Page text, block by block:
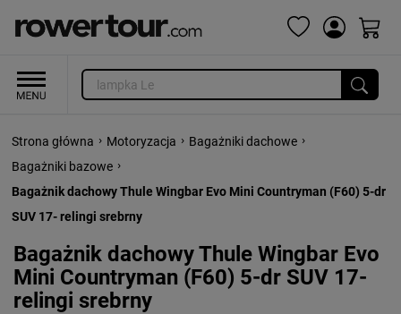
Strona główna › Motoryzacja › Bagażniki dachowe ›
Bagażniki bazowe ›
Bagażnik dachowy Thule Wingbar Evo Mini Countryman (F60) 5-dr
SUV 17- relingi srebrny
Bagażnik dachowy Thule Wingbar Evo
Mini Countryman (F60) 5-dr SUV 17-
relingi srebrny